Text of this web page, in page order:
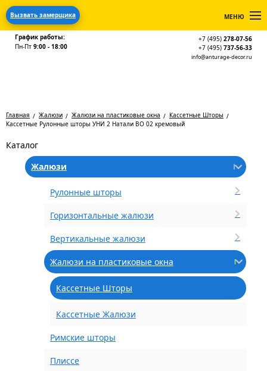
Вызвать замерщика МЕНЮ
График работы:
Пн-Пт 9:00 - 18:00
+7 (495) 278-07-56
+7 (495) 737-56-33
info@anturage-decor.ru
Главная Жалюзи Жалюзи на пластиковые окна
Кассетные Шторы
Кассетные Рулонные шторы УНИ 2 Натали BO 02 кремовый
Каталог
Жалюзи
Рулонные шторы
Горизонтальные жалюзи
Вертикальные жалюзи
Жалюзи на пластиковые окна
Кассетные Шторы
Кассетные Жалюзи
Римские шторы
Плиссе